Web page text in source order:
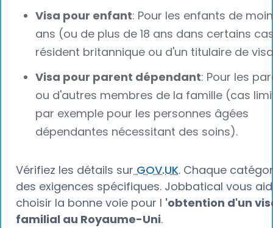
Visa pour enfant: Pour les enfants de
ans (ou de plus de 18 ans dans certains
résident britannique ou d'un titulaire de
Visa pour parent dépendant: Pour les
ou d'autres membres de la famille (cas
par exemple pour les personnes âgées
dépendantes nécessitant des soins).
Vérifiez les détails surGOV.UK. Chaque
des exigences spécifiques. Jobbatical vous
choisir la bonne voie pour l 'obtention d'un
familial au Royaume-Uni.